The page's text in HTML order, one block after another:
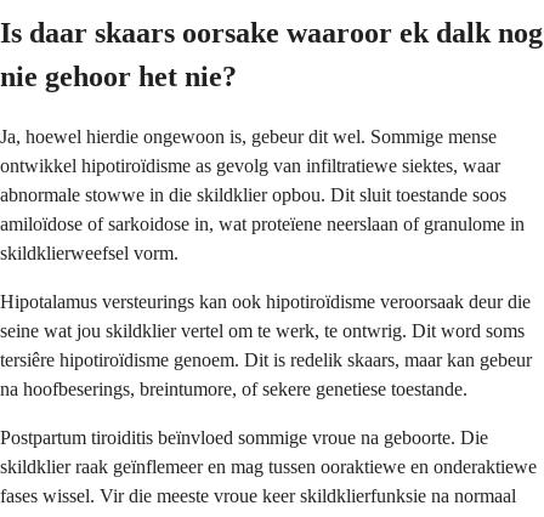
Is daar skaars oorsake waaroor ek dalk nog
nie gehoor het nie?
Ja, hoewel hierdie ongewoon is, gebeur dit wel. Sommige mense
ontwikkel hipotiroïdisme as gevolg van infiltratiewe siektes, waar
abnormale stowwe in die skildklier opbou. Dit sluit toestande soos
amiloïdose of sarkoidose in, wat proteïene neerslaan of granulome in
skildklierweefsel vorm.
Hipotalamus versteurings kan ook hipotiroïdisme veroorsaak deur die
seine wat jou skildklier vertel om te werk, te ontwrig. Dit word soms
tersiêre hipotiroïdisme genoem. Dit is redelik skaars, maar kan gebeur
na hoofbeserings, breintumore, of sekere genetiese toestande.
Postpartum tiroiditis beïnvloed sommige vroue na geboorte. Die
skildklier raak geïnflemeer en mag tussen ooraktiewe en onderaktiewe
fases wissel. Vir die meeste vroue keer skildklierfunksie na normaal